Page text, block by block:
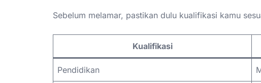
Sebelum melamar, pastikan dulu kualifikasi kamu
Kualifikasi
Pendidikan